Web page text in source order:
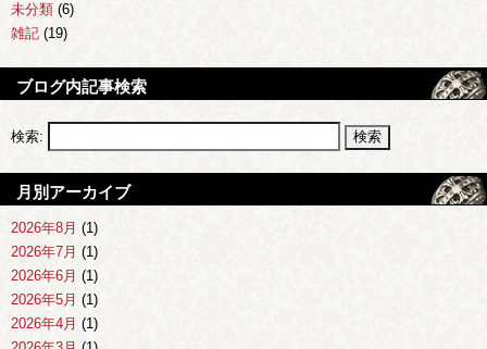
未分類 (6)
雑記 (19)
ブログ内記事検索
検索:
月別アーカイブ
2026年8月 (1)
2026年7月 (1)
2026年6月 (1)
2026年5月 (1)
2026年4月 (1)